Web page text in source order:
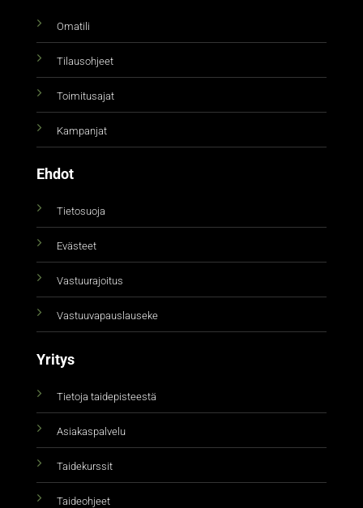
Omatili
Tilausohjeet
Toimitusajat
Kampanjat
Ehdot
Tietosuoja
Evästeet
Vastuurajoitus
Vastuuvapauslauseke
Yritys
Tietoja taidepisteestä
Asiakaspalvelu
Taidekurssit
Taideohjeet